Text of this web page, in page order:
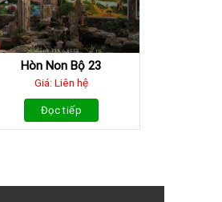
Hòn Non Bộ 23
Giá: Liên hệ
Đọc tiếp